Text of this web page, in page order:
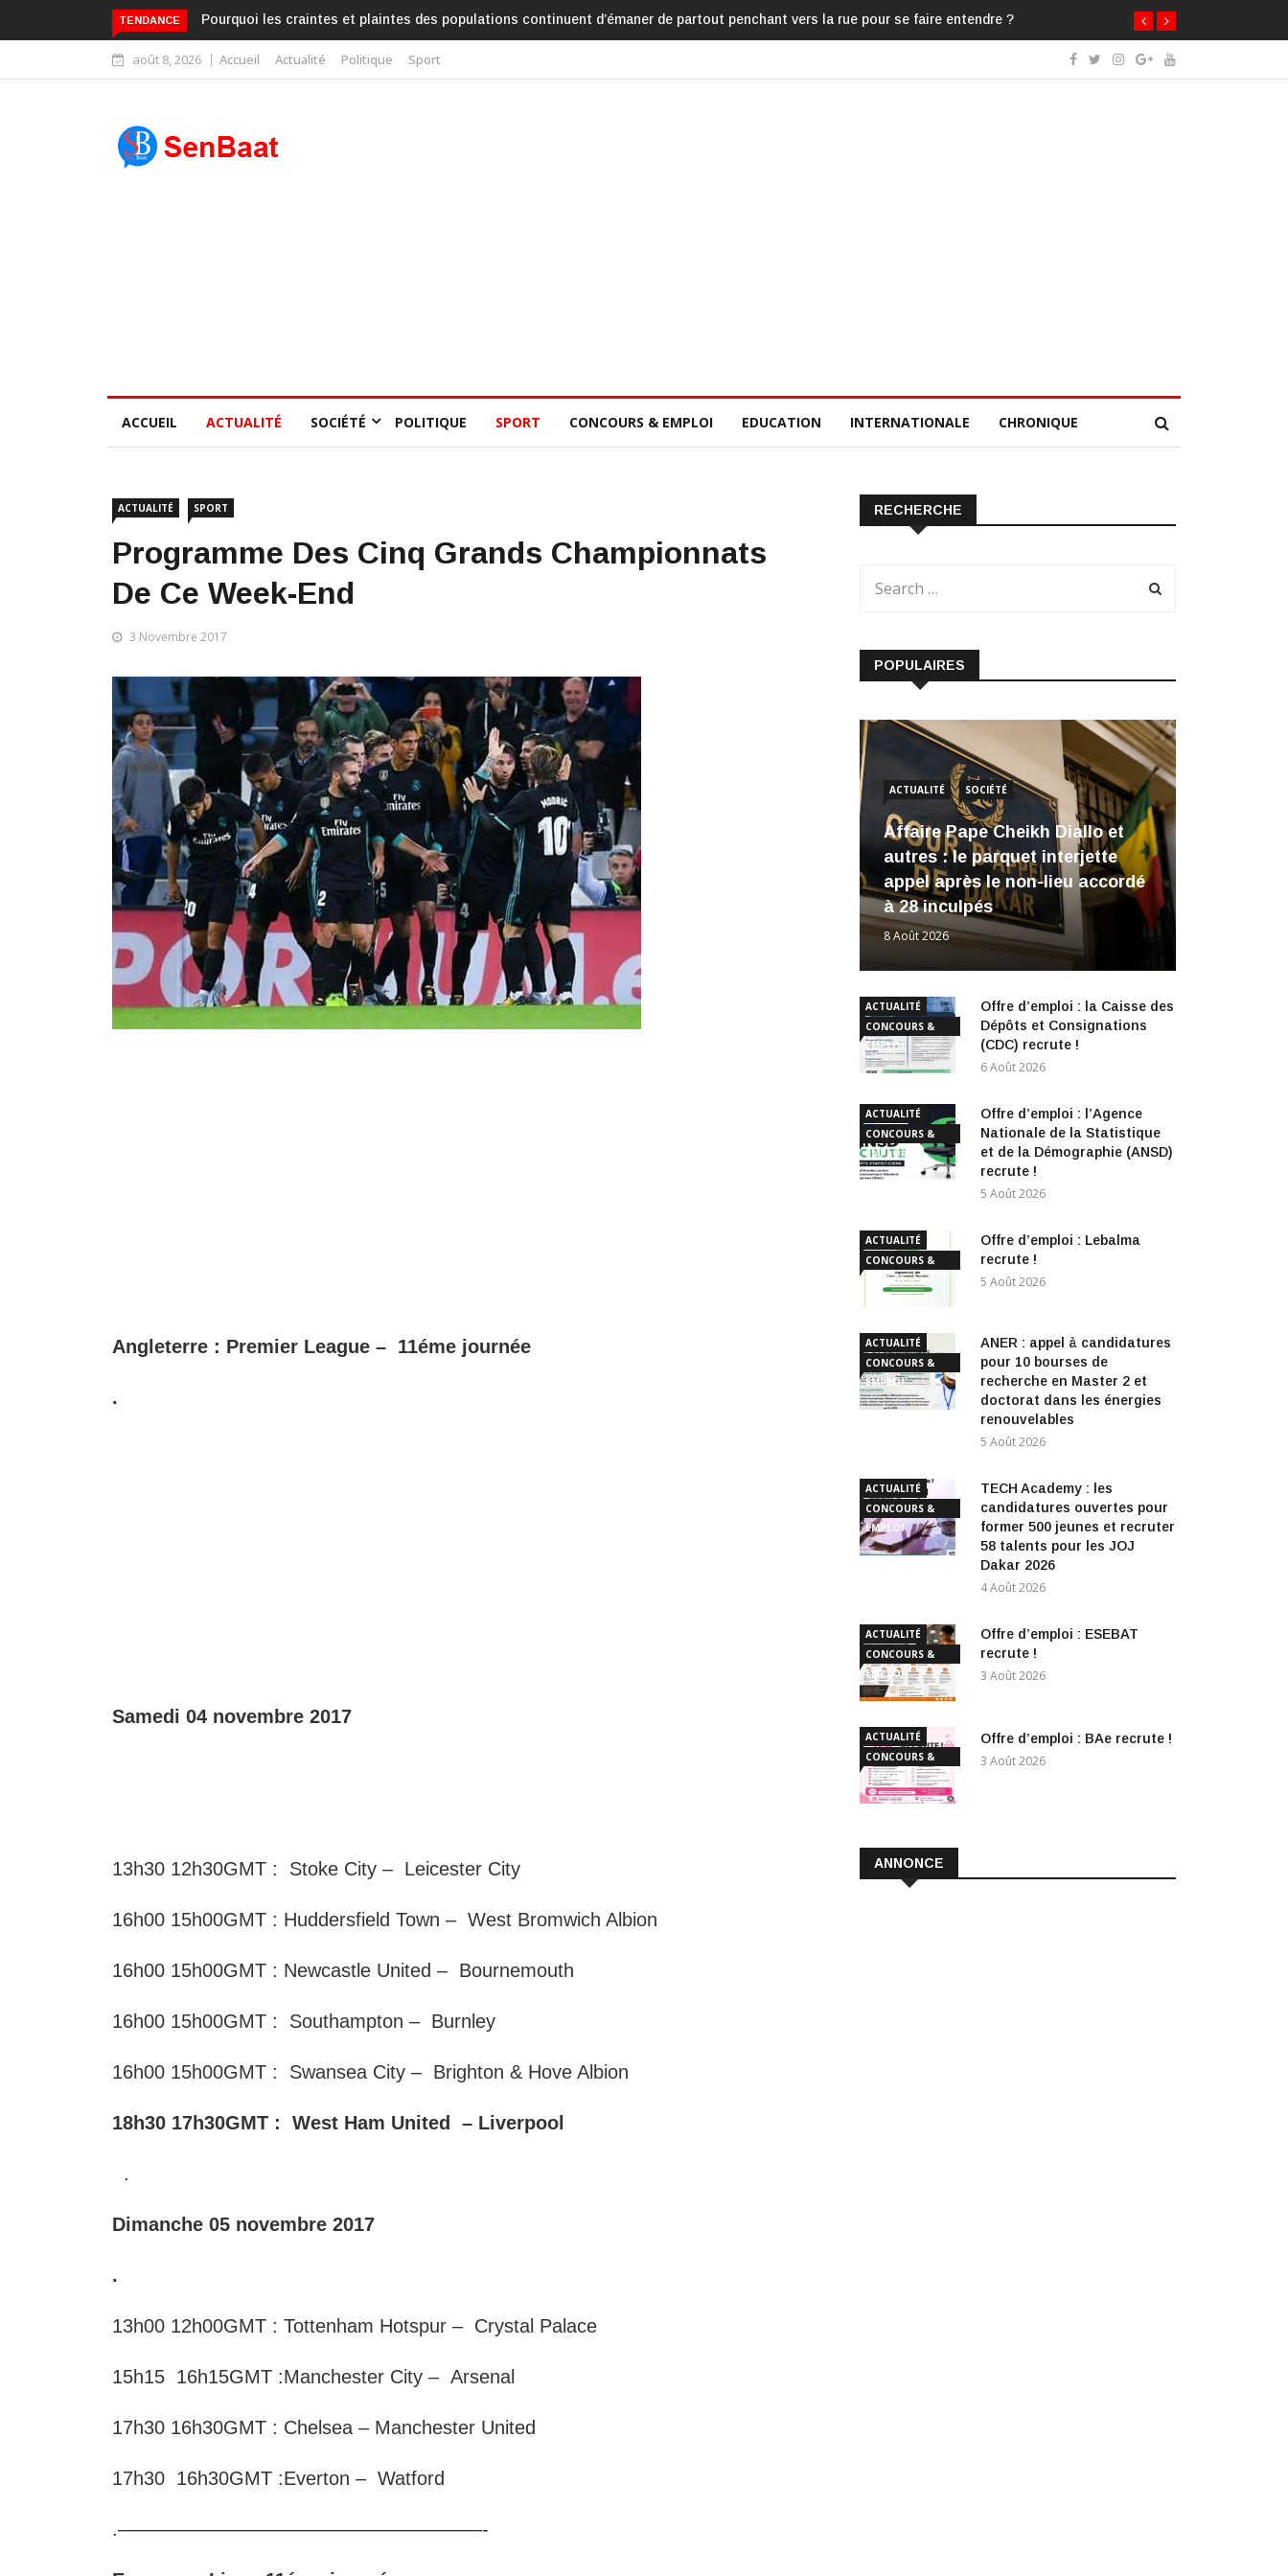
TENDANCE Pourquoi les craintes et plaintes des populations continuent d’émaner de partout penchant vers la rue pour se faire entendre ?
août 8, 2026 Accueil Actualité Politique Sport
ACCUEIL ACTUALITÉ SOCIÉTÉ POLITIQUE SPORT CONCOURS & EMPLOI EDUCATION INTERNATIONALE CHRONIQUE
ACTUALITÉ SPORT
​Programme Des Cinq Grands Championnats
De Ce Week-End
3 Novembre 2017
Angleterre : Premier League – 11éme journée
.
Samedi 04 novembre 2017
13h30 12h30GMT : Stoke City – Leicester City
16h00 15h00GMT : Huddersfield Town – West Bromwich Albion
16h00 15h00GMT : Newcastle United – Bournemouth
16h00 15h00GMT : Southampton – Burnley
16h00 15h00GMT : Swansea City – Brighton & Hove Albion
18h30 17h30GMT : West Ham United – Liverpool
.
Dimanche 05 novembre 2017
.
13h00 12h00GMT : Tottenham Hotspur – Crystal Palace
15h15 16h15GMT :Manchester City – Arsenal
17h30 16h30GMT : Chelsea – Manchester United
17h30 16h30GMT :Everton – Watford
.———————————————————-
RECHERCHE
POPULAIRES
ACTUALITÉ SOCIÉTÉ
Affaire Pape Cheikh Diallo et
autres : le parquet interjette
appel après le non-lieu accordé
à 28 inculpés
8 Août 2026
ACTUALITÉ
CONCOURS &
EMPLOI
Offre d’emploi : la Caisse des
Dépôts et Consignations
(CDC) recrute !
6 Août 2026
ACTUALITÉ
CONCOURS &
EMPLOI
Offre d’emploi : l’Agence
Nationale de la Statistique
et de la Démographie (ANSD)
recrute !
5 Août 2026
ACTUALITÉ
CONCOURS &
EMPLOI
Offre d’emploi : Lebalma
recrute !
5 Août 2026
ACTUALITÉ
CONCOURS &
EMPLOI
ANER : appel à candidatures
pour 10 bourses de
recherche en Master 2 et
doctorat dans les énergies
renouvelables
5 Août 2026
ACTUALITÉ
CONCOURS &
EMPLOI
TECH Academy : les
candidatures ouvertes pour
former 500 jeunes et recruter
58 talents pour les JOJ
Dakar 2026
4 Août 2026
ACTUALITÉ
CONCOURS &
EMPLOI
Offre d’emploi : ESEBAT
recrute !
3 Août 2026
ACTUALITÉ
CONCOURS &
EMPLOI
Offre d’emploi : BAe recrute !
3 Août 2026
ANNONCE